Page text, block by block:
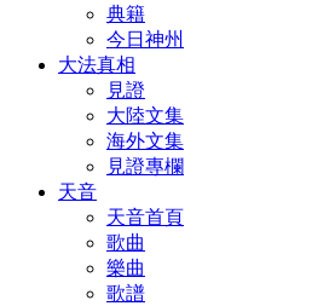
典籍
今日神州
大法真相
見證
大陸文集
海外文集
見證專欄
天音
天音首頁
歌曲
樂曲
歌譜